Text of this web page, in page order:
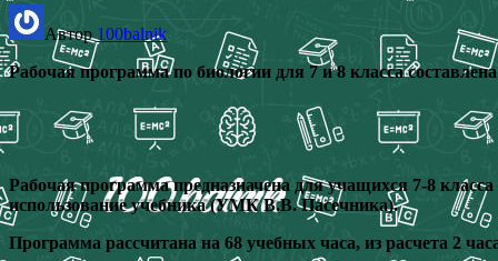
Автор100balnik
Рабочая программа по биологии для 7 и 8 класса
Рабочая программа предназначена для учащихся 7-8
использование учебника (УМК В.В. Пасечника).
Программа рассчитана на 68 учебных часа, из расчета 2